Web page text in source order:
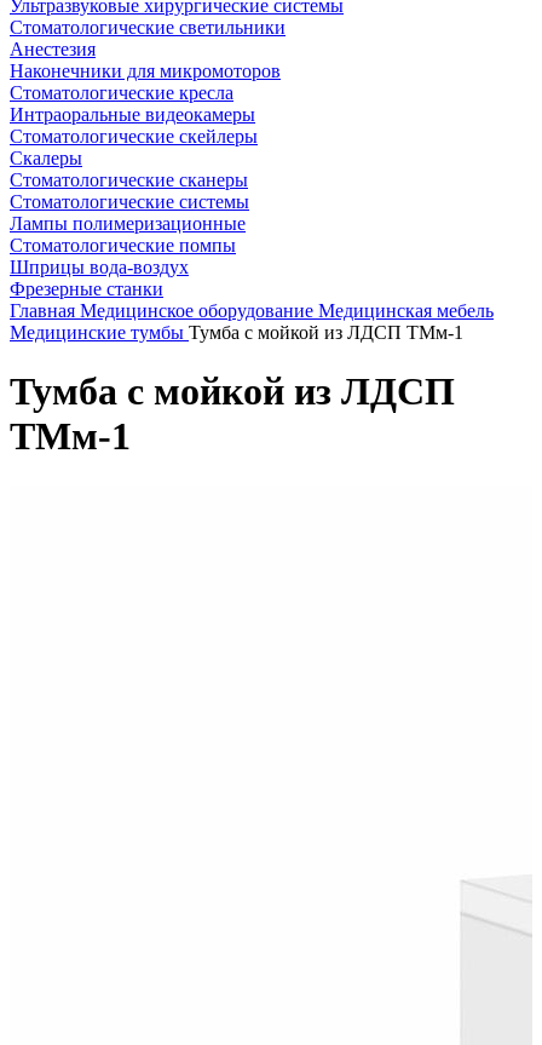
Ультразвуковые хирургические системы
Стоматологические светильники
Анестезия
Наконечники для микромоторов
Стоматологические кресла
Интраоральные видеокамеры
Стоматологические скейлеры
Скалеры
Стоматологические сканеры
Стоматологические системы
Лампы полимеризационные
Стоматологические помпы
Шприцы вода-воздух
Фрезерные станки
Главная Медицинское оборудование Медицинская мебель
Медицинские тумбы Тумба с мойкой из ЛДСП ТМм-1
Тумба с мойкой из ЛДСП
ТМм-1